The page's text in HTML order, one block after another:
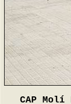
CAP Molí